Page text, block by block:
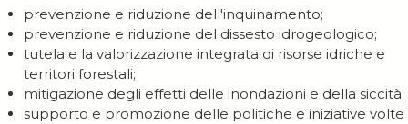
prevenzione e riduzione dell'inquinamento;
prevenzione e riduzione del dissesto idrogeologico;
tutela e la valorizzazione integrata di risorse idriche e
territori forestali;
mitigazione degli effetti delle inondazioni e della siccità;
supporto e promozione delle politiche e iniziative volte